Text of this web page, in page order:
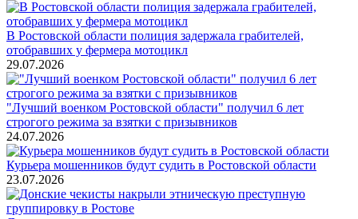
В Ростовской области полиция задержала грабителей,
отобравших у фермера мотоцикл
29.07.2026
"Лучший военком Ростовской области" получил 6 лет
строгого режима за взятки с призывников
24.07.2026
Курьера мошенников будут судить в Ростовской области
23.07.2026